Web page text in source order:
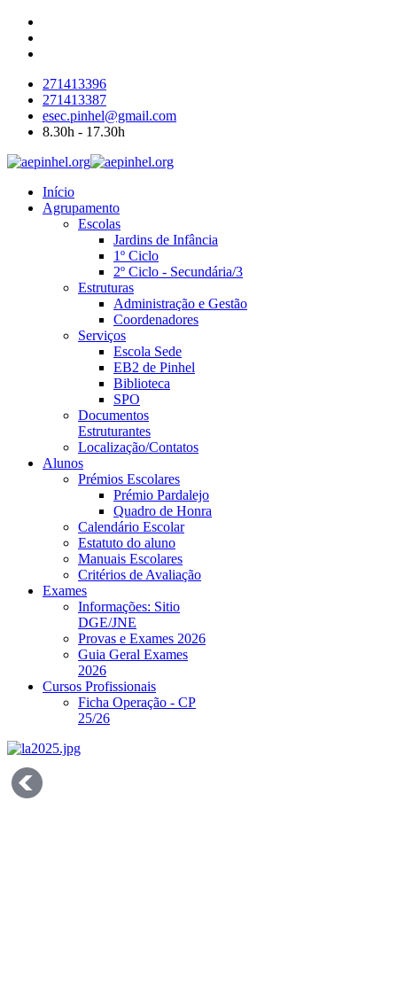
271413396
271413387
esec.pinhel@gmail.com
8.30h - 17.30h
Início
Agrupamento
Escolas
Jardins de Infância
1º Ciclo
2º Ciclo - Secundária/3
Estruturas
Administração e Gestão
Coordenadores
Serviços
Escola Sede
EB2 de Pinhel
Biblioteca
SPO
Documentos
Estruturantes
Localização/Contatos
Alunos
Prémios Escolares
Prémio Pardalejo
Quadro de Honra
Calendário Escolar
Estatuto do aluno
Manuais Escolares
Critérios de Avaliação
Exames
Informações: Sitio
DGE/JNE
Provas e Exames 2026
Guia Geral Exames
2026
Cursos Profissionais
Ficha Operação - CP
25/26